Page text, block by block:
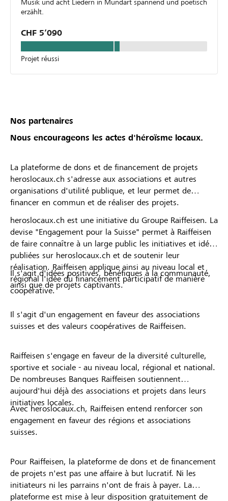
Musik und acht Liedern in Mundart spannend und poetisch
erzählt.
CHF 5’090
Projet réussi
Nos partenaires
Nous encourageons les actes d'héroïsme locaux.
La plateforme de dons et de financement de projets
heroslocaux.ch s'adresse aux associations et autres
organisations d'utilité publique, et leur permet de
financer en commun et de réaliser des projets.
heroslocaux.ch est une initiative du Groupe Raiffeisen. La
devise "Engagement pour la Suisse" permet à Raiffeisen
de faire connaître à un large public les initiatives et idées
publiées sur heroslocaux.ch et de soutenir leur
réalisation. Raiffeisen applique ainsi au niveau local et
régional l'idée du financement participatif de manière
coopérative.
Il s'agit d'idées positives, bénéfiques à la communauté,
ainsi que de projets captivants.
Il s'agit d'un engagement en faveur des associations
suisses et des valeurs coopératives de Raiffeisen.
Raiffeisen s'engage en faveur de la diversité culturelle,
sportive et sociale - au niveau local, régional et national.
De nombreuses Banques Raiffeisen soutiennent
aujourd'hui déjà des associations et projets dans leurs
initiatives locales.
Avec heroslocaux.ch, Raiffeisen entend renforcer son
engagement en faveur des régions et associations
suisses.
Pour Raiffeisen, la plateforme de dons et de financement
de projets n'est pas une affaire à but lucratif. Ni les
initiateurs ni les parrains n'ont de frais à payer. La
plateforme est mise à leur disposition gratuitement de